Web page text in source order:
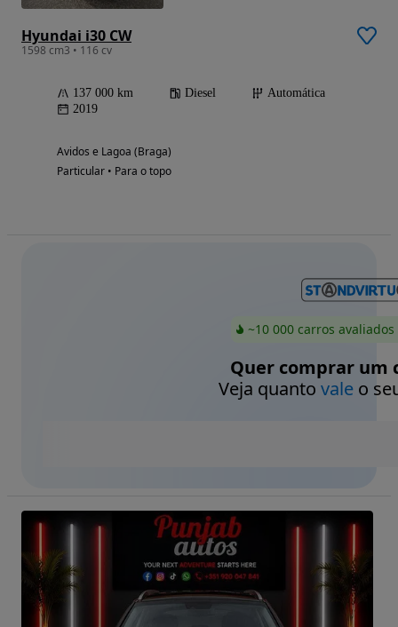
Hyundai i30 CW
1598 cm3 • 116 cv
137 000 km Diesel
Automática
2019
Avidos e Lagoa (Braga)
Particular • Para o topo
~10 000 carros
Quer comprar um
Veja quanto valeo